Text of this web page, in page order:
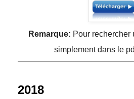
Remarque: Pour rechercher
simplement dans le
2018